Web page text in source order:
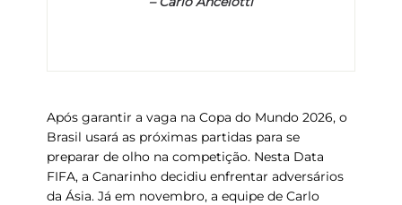
Após garantir a vaga na Copa do Mundo 2026, o
Brasil usará as próximas partidas para se
preparar de olho na competição. Nesta Data
FIFA, a Canarinho decidiu enfrentar adversários
da Ásia. Já em novembro, a equipe de Carlo